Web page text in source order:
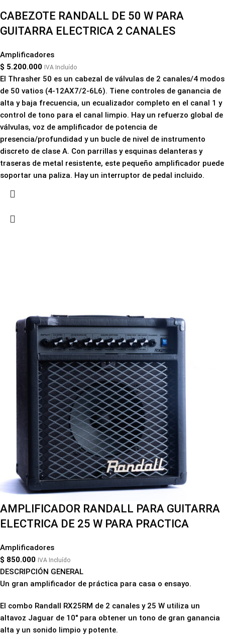
CABEZOTE RANDALL DE 50 W PARA
GUITARRA ELECTRICA 2 CANALES
Amplificadores
$ 5.200.000 IVA Incluído
El Thrasher 50 es un cabezal de válvulas de 2 canales/4 modos
de 50 vatios (4-12AX7/2-6L6). Tiene controles de ganancia de
alta y baja frecuencia, un ecualizador completo en el canal 1 y
control de tono para el canal limpio. Hay un refuerzo global de
válvulas, voz de amplificador de potencia de
presencia/profundidad y un bucle de nivel de instrumento
discreto de clase A. Con parrillas y esquinas delanteras y
traseras de metal resistente, este pequeño amplificador puede
soportar una paliza. Hay un interruptor de pedal incluido.
AMPLIFICADOR RANDALL PARA GUITARRA
ELECTRICA DE 25 W PARA PRACTICA
Amplificadores
$ 850.000 IVA Incluído
DESCRIPCIÓN GENERAL
Un gran amplificador de práctica para casa o ensayo.
El combo Randall RX25RM de 2 canales y 25 W utiliza un
altavoz Jaguar de 10" para obtener un tono de gran ganancia
alta y un sonido limpio y potente.